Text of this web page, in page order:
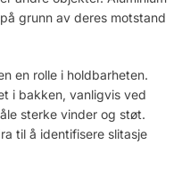
grunn av deres motstand
en rolle i holdbarheten.
i bakken, vanligvis ved
sterke vinder og støt.
til å identifisere slitasje